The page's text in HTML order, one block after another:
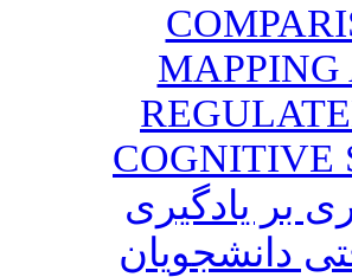
MAPPING
COGNITIVE
بر یادگیری
دانشجویان